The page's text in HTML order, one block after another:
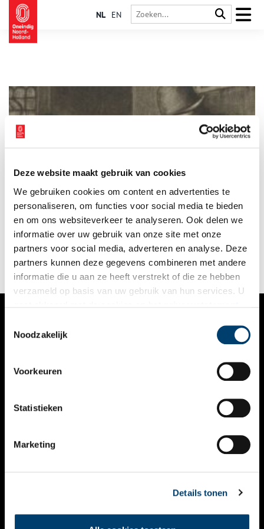
Deze website maakt gebruik van cookies
We gebruiken cookies om content en advertenties te
personaliseren, om functies voor social media te bieden
en om ons websiteverkeer te analyseren. Ook delen we
informatie over uw gebruik van onze site met onze
partners voor social media, adverteren en analyse. Deze
partners kunnen deze gegevens combineren met andere
informatie die u aan ze heeft verstrekt of die ze hebben
verzameld op basis van uw gebruik van hun services. U
Noodzakelijk
Voorkeuren
Statistieken
Marketing
Details tonen
NL EN
Elke maand plaatst het Regionaal Archief Alkmaar een
bijzonder archiefstuk uit de collectie in de schijnwerpers. Deze
keer: een reglement voor de schoolmeester van Heiloo uit
1756, dat ook mooi laat zien wat de dorpskinderen toen
allemaal leerden. Het reglement voor de schoolmeester van
Heiloo en het bijbehorende buurtschap Oedsom (nu Kapel)
werd in 1756 opgesteld door een speciale commissie, met
instemming van de heer Jacob van Catz.
3 min
VERHALEN
KALENDER
THEMA’S
VIDEO’S
CONTACT